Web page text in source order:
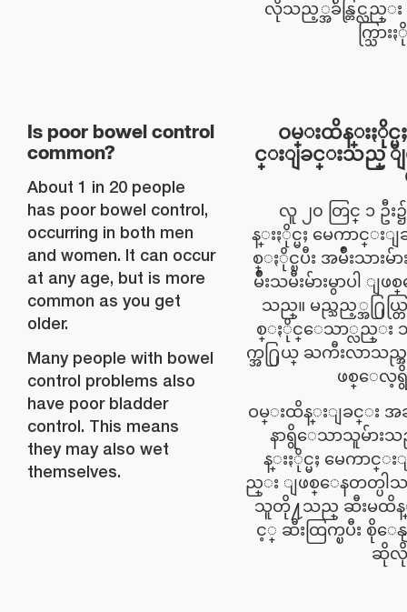
လိုသည့္အခ်ိန္တြင္လည္
က္သြာ
Is poor bowel control
common?
About 1 in 20 people
has poor bowel control,
occurring in both men
and women. It can occur
at any age, but is more
common as you get
older.
Many people with bowel
control problems also
have poor bladder
control. This means
they may also wet
themselves.
ဝမ္းထိန္းႏိုင္မ
င္းျခင္းသည္ ျ
လူ ၂၀ တြင္ ၁ ဦ
န္းႏိုင္မႈ မေကာင္း
စ္ႏိုင္ၿပီး အမ်ိဳးသား
မ်ိဳးသမီးမ်ားမွာပါ ျ
သည္။ မည္သည့္အ႐ြယ္တ
စ္ႏိုင္ေသာ္လည္း
က္အ႐ြယ္ ႀကီးလာသည္
ဖစ္ေလ့ရွိ
ဝမ္းထိန္းျခင္း အ
နာရွိေသာသူမ်ား
န္းႏိုင္မႈ မေကာင္
ည္း ျဖစ္ေနတတ္ပါသ
သူတို႔သည္ ဆီးမထိန္
င့္ ဆီးထြက္ၿပီး စိုေ
ဆိုလို